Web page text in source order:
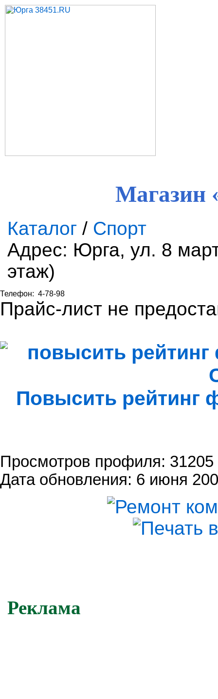
Магазин
Каталог / Спорт
Адрес: Юрга, ул. 8
этаж)
Телефон: 4-78-98
Прайс-лист не
Повысить рейтинг
Просмотров профиля: 31205
Дата обновления: 6 июня
Реклама